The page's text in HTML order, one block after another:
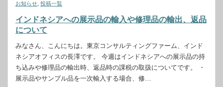
お知らせ 投稿一覧
インドネシアへの展示品の輸入や修理品の輸出、返品
について
みなさん、こんにちは。東京コンサルティングファーム、インド
ネシアオフィスの長澤です。 今週はインドネシアへの展示品の持
ち込みや修理品の輸出時、返品時の課税の取扱についてです。 ・
展示品やサンプル品を一次輸入する場合、修…